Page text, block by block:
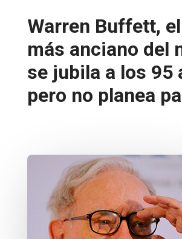
Warren Buffett, el
más anciano del
se jubila a los 95
pero no planea